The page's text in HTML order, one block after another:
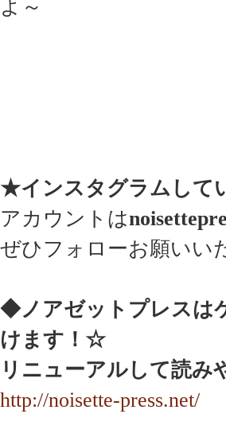
よ～
★インスタグラムして
アカウントは
ぜひフォローお願いい
◆ノアゼットプレスは
けます！☆
リニューアルして読み
http://noisette-press.net/